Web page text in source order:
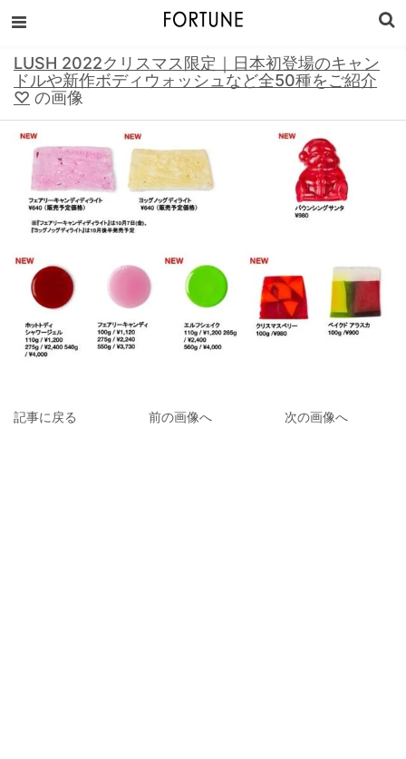
LUSH 2022クリスマス限定｜日本初登場のキャン
ドルや新作ボディウォッシュなど全50種をご紹介
♡ の画像
記事に戻る 前の画像へ 次の画像へ